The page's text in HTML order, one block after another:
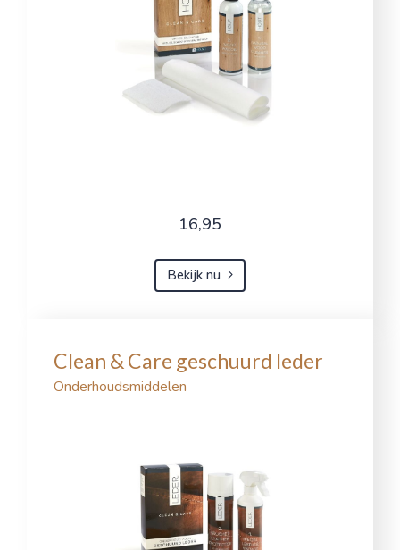
16,95
Bekijk nu
Clean & Care geschuurd leder
Onderhoudsmiddelen